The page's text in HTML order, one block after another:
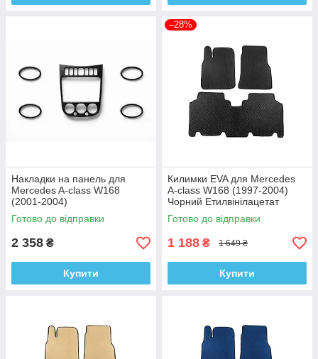
Накладки на панель для
Mercedes A-сlass W168
(2001-2004)
Готово до відправки
2 358 ₴
Купити
–28%
Килимки EVA для Mercedes
A-сlass W168 (1997-2004)
Чорний Етилвінілацетат
Готово до відправки
1 188 ₴ 1 649 ₴
Купити